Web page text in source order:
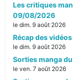
Les critiques
09/08/2026
le dim. 9 août 2026
Récap des
le dim. 9 août 2026
Sorties manga
le ven. 7 août 2026